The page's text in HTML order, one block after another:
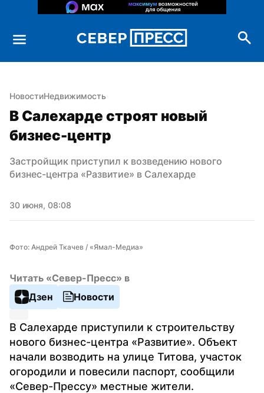
НовостиНедвижимость
В Салехарде строят новый
бизнес-центр
Застройщик приступил к возведению нового
бизнес-центра «Развитие» в Салехарде
30 июня, 08:08
Фото: Андрей Ткачев / «Ямал-Медиа»
Читать «Север-Пресс» в
Дзен
Новости
В Салехарде приступили к строительству
нового бизнес-центра «Развитие». Объект
начали возводить на улице Титова, участок
огородили и повесили паспорт, сообщили
«Север-Прессу» местные жители.